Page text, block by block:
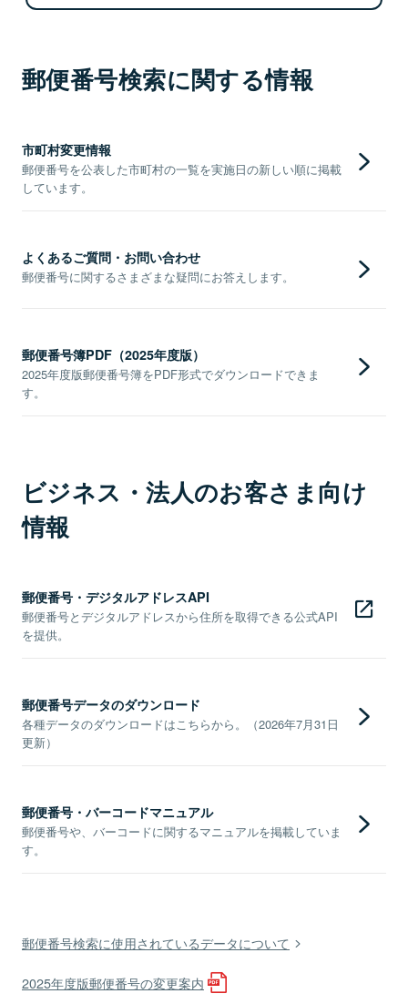
郵便番号検索に関する情報
市町村変更情報
郵便番号を公表した市町村の一覧を実施日の新しい順に掲載
しています。
よくあるご質問・お問い合わせ
郵便番号に関するさまざまな疑問にお答えします。
郵便番号簿PDF（2025年度版）
2025年度版郵便番号簿をPDF形式でダウンロードできま
す。
ビジネス・法人のお客さま向け
情報
郵便番号・デジタルアドレスAPI
郵便番号とデジタルアドレスから住所を取得できる公式API
を提供。
郵便番号データのダウンロード
各種データのダウンロードはこちらから。（2026年7月31日
更新）
郵便番号・バーコードマニュアル
郵便番号や、バーコードに関するマニュアルを掲載していま
す。
郵便番号検索に使用されているデータについて
2025年度版郵便番号の変更案内